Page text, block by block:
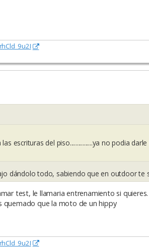
escrituras del piso................ya no podia
dándolo todo, sabiendo que en outdoor te
test, le llamaria entrenamiento si
quemado que la moto de un hippy